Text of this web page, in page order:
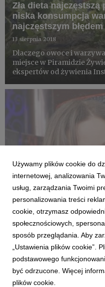
Zła dieta
niska konsumpcja
najczęstszym
13 sierpnia 2018
Dlaczego owoce i
miejsce w Piramidzie
ekspertów od żywienia
uniknąć zagrożenia
cywilizacyjnych, w tym...
DLA ZDROWIA I DLA
Zdrowie zaczyna się
31 lipca 2018
Codzienna dieta,
odżywczych,
funkcjonowanie
Używamy plików cookie do
internetowej, analizowania
usług, zarządzania Twoimi
personalizowania treści
cookie, otrzymasz
społecznościowych,
sposób przeglądania. Aby
„Ustawienia plików cookie”.
podstawowego
być odrzucone. Więcej
plików cookie.